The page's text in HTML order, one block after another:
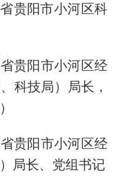
贵阳市小河区科
贵阳市小河区经
科技局）局长，
贵阳市小河区经
局长、党组书记